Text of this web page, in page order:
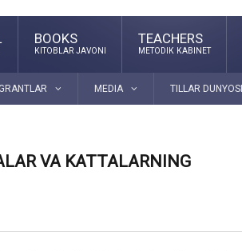
BOOKS
KITOBLAR JAVONI
TEACHERS
METODIK KABINET
MEDIA TILLAR
VA KATTALARNING